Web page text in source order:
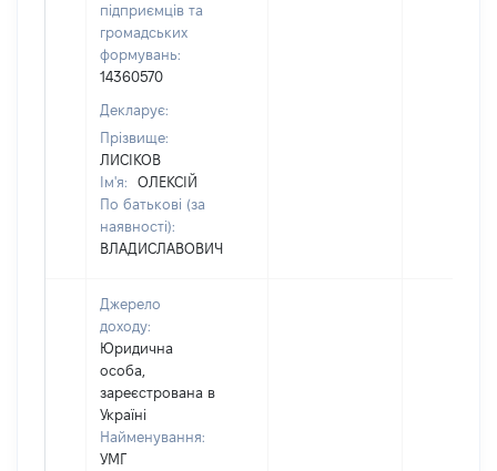
підприємців та
громадських
формувань:
14360570
Декларує:
Прізвище:
ЛИСІКОВ
Ім'я:
ОЛЕКСІЙ
По батькові (за
наявності):
ВЛАДИСЛАВОВИЧ
Джерело
доходу:
Юридична
особа,
зареєстрована в
Україні
Найменування:
УМГ